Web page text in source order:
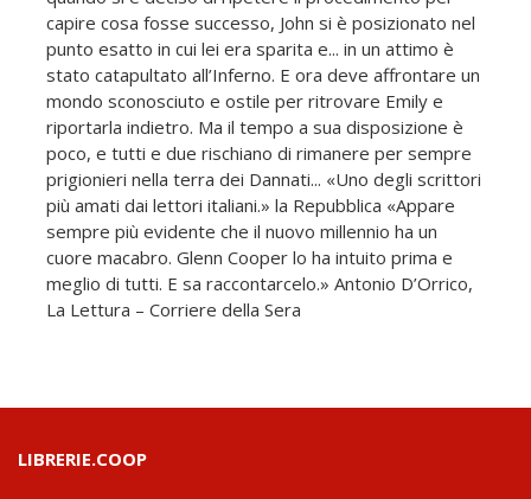
capire cosa fosse successo, John si è posizionato nel
punto esatto in cui lei era sparita e... in un attimo è
stato catapultato all’Inferno. E ora deve affrontare un
mondo sconosciuto e ostile per ritrovare Emily e
riportarla indietro. Ma il tempo a sua disposizione è
poco, e tutti e due rischiano di rimanere per sempre
prigionieri nella terra dei Dannati... «Uno degli scrittori
più amati dai lettori italiani.» la Repubblica «Appare
sempre più evidente che il nuovo millennio ha un
cuore macabro. Glenn Cooper lo ha intuito prima e
meglio di tutti. E sa raccontarcelo.» Antonio D’Orrico,
La Lettura – Corriere della Sera
LIBRERIE.COOP